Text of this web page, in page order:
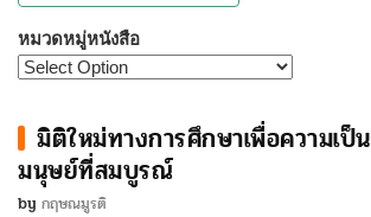
for:
หมวดหมู่หนังสือ
มิติใหม่ทางการศึกษาเพื่อความเป็น
มนุษย์ที่สมบูรณ์
by กฤษณมูรติ